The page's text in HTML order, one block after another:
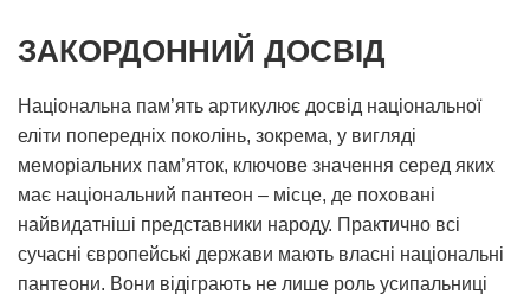
ЗАКОРДОННИЙ ДОСВІД
Національна пам’ять артикулює досвід національної
еліти попередніх поколінь, зокрема, у вигляді
меморіальних пам’яток, ключове значення серед яких
має національний пантеон – місце, де поховані
найвидатніші представники народу. Практично всі
сучасні європейські держави мають власні національні
пантеони. Вони відіграють не лише роль усипальниці